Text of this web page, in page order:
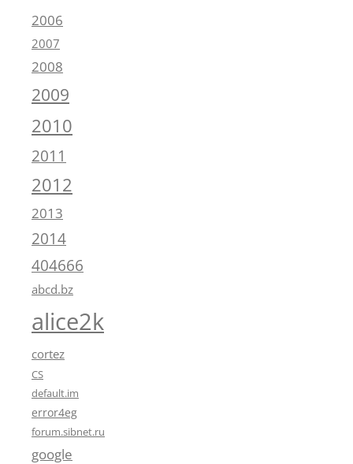
2006
2007
2008
2009
2010
2011
2012
2013
2014
404666
abcd.bz
alice2k
cortez
CS
default.im
error4eg
forum.sibnet.ru
google